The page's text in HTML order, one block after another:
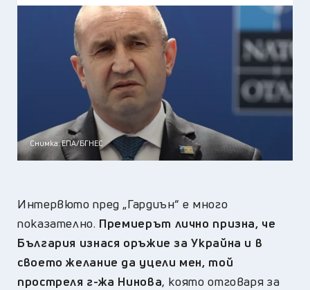
Снимка: ЕПА/БГНЕС
Интервюто пред „Гардиън“ е много
показателно. Премиерът лично призна, че
България изнася оръжие за Украйна и в
своето желание да уцели мен, той
простреля г-жа Нинова, която отговаря за